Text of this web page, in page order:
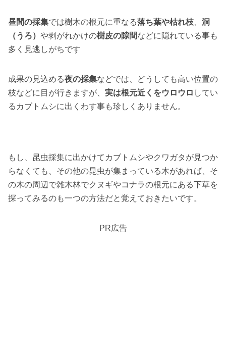
昼間の採集では樹木の根元に重なる落ち葉や枯れ枝
洞
（うろ） や剥がれかけの樹皮の隙間などに隠れている事も
多く見逃しがちです
成果の見込める夜の採集などでは、どうしても高い位置の
枝などに目が行きますが、 実は根元近くをウロウロ してい
るカブトムシに出くわす事も珍しくありません。
もし、昆虫採集に出かけてカブトムシやクワガタが見つか
らなくても、その他の昆虫が集まっている木があれば、そ
の木の周辺で雑木林でクヌギやコナラの根元にある下草を
探ってみるのも一つの方法だと覚えておきたいです。
PR広告